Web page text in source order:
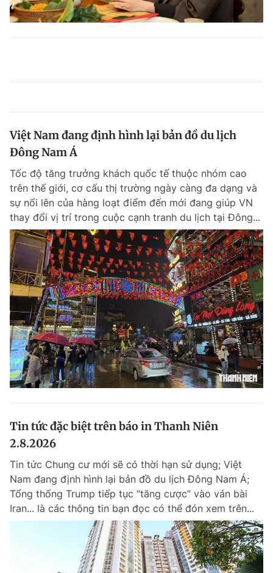
Việt Nam đang định hình lại bản đồ du lịch
Đông Nam Á
Tốc độ tăng trưởng khách quốc tế thuộc nhóm cao
trên thế giới, cơ cấu thị trường ngày càng đa dạng và
sự nổi lên của hàng loạt điểm đến mới đang giúp VN
thay đổi vị trí trong cuộc cạnh tranh du lịch tại Đông...
Tin tức đặc biệt trên báo in Thanh Niên
2.8.2026
Tin tức Chung cư mới sẽ có thời hạn sử dụng; Việt
Nam đang định hình lại bản đồ du lịch Đông Nam Á;
Tổng thống Trump tiếp tục “tăng cược” vào ván bài
Iran... là các thông tin bạn đọc có thể đón xem trên...